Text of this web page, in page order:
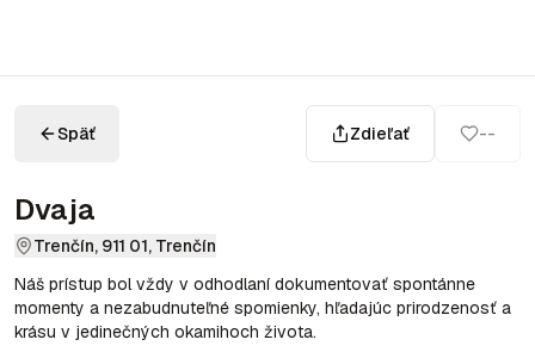
Späť Zdieľať --
Dvaja
Trenčín, 911 01, Trenčín
Náš prístup bol vždy v odhodlaní dokumentovať spontánne
momenty a nezabudnuteľné spomienky, hľadajúc prirodzenosť a
krásu v jedinečných okamihoch života.